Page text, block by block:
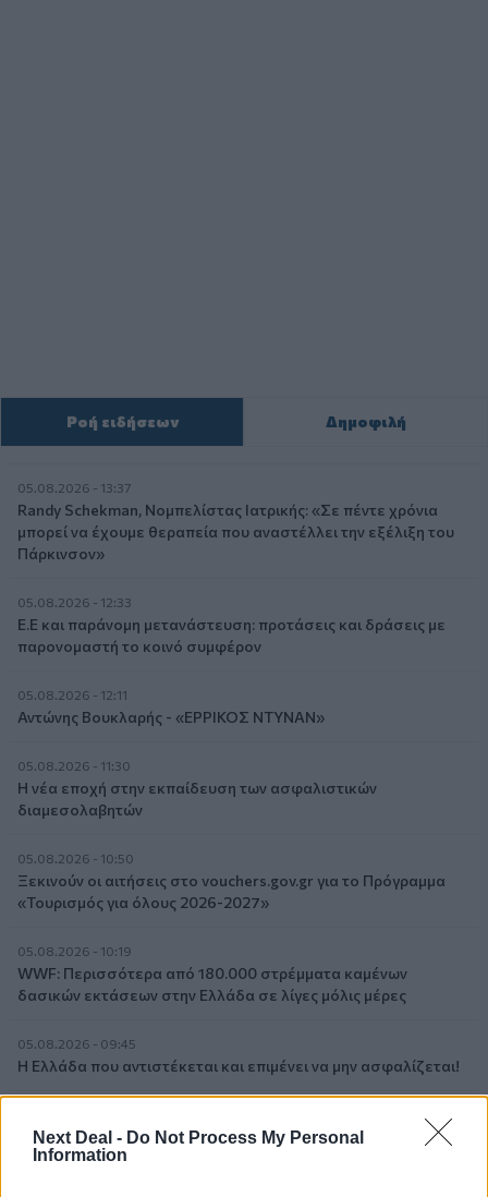
Next Deal - Do Not Process My Personal
Information
Ροή ειδήσεων Δημοφιλή
05.08.2026 - 13:37
Randy Schekman, Νομπελίστας Ιατρικής: «Σε πέντε χρόνια
μπορεί να έχουμε θεραπεία που αναστέλλει την εξέλιξη του
Πάρκινσον»
05.08.2026 - 12:33
Ε.Ε και παράνομη μετανάστευση: προτάσεις και δράσεις με
παρονομαστή το κοινό συμφέρον
05.08.2026 - 12:11
Αντώνης Βουκλαρής - «ΕΡΡΙΚΟΣ ΝΤΥΝΑΝ»
05.08.2026 - 11:30
Η νέα εποχή στην εκπαίδευση των ασφαλιστικών
διαμεσολαβητών
05.08.2026 - 10:50
Ξεκινούν οι αιτήσεις στο vouchers.gov.gr για το Πρόγραμμα
«Τουρισμός για όλους 2026-2027»
05.08.2026 - 10:19
WWF: Περισσότερα από 180.000 στρέμματα καμένων
δασικών εκτάσεων στην Ελλάδα σε λίγες μόλις μέρες
05.08.2026 - 09:45
Η Ελλάδα που αντιστέκεται και επιμένει να μην ασφαλίζεται!
Καλοκαιρινό ταξίδι: Οι 8 συμβουλές που αξίζει να δώσει κάθε
ασφαλιστής στους πελάτες του